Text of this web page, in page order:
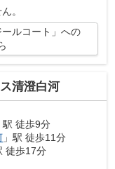
。
ールコート」への
清澄白河
駅 徒歩9分
」駅 徒歩11分
徒歩17分